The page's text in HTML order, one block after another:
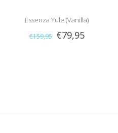
Essenza Yule (Vanilla)
€159,95 €79,95